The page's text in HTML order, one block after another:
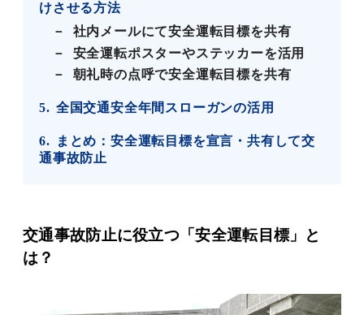
けさせる方法
社内メールにて安全運転目標を共有
安全運転ポスターやステッカーを活用
朝礼時の点呼で安全運転目標を共有
5 全国交通安全年間スローガンの活用
6
まとめ：安全運転目標を宣言・共有して交
通事故防止
交通事故防止に役立つ「安全運転目標」と
は ？